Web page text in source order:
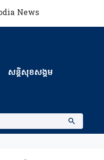
សន្តិសុខសង្គម